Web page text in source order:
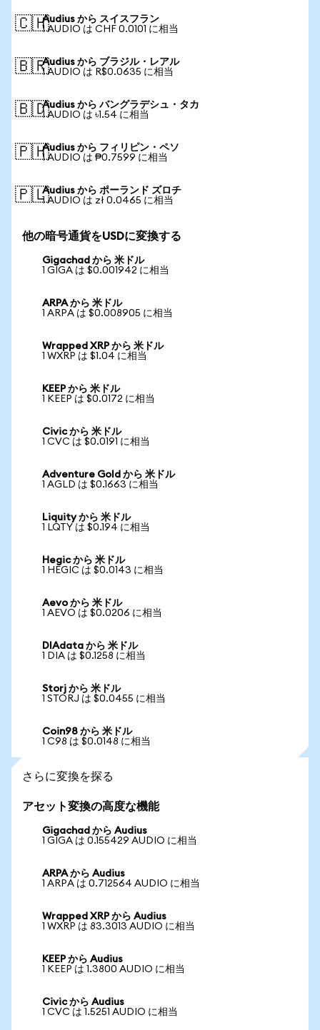
🇨🇭Audius から スイスフラン
1 AUDIO は CHF 0.0101 に相当
🇧🇷Audius から ブラジル・レアル
1 AUDIO は R$0.0635 に相当
🇧🇩Audius から バングラデシュ・タカ
1 AUDIO は ৳1.54 に相当
🇵🇭Audius から フィリピン・ペソ
1 AUDIO は ₱0.7599 に相当
🇵🇱Audius から ポーランド ズロチ
1 AUDIO は zł 0.0465 に相当
他の暗号通貨をUSDに変換する
Gigachad から 米ドル
1 GIGA は $0.001942 に相当
ARPA から 米ドル
1 ARPA は $0.008905 に相当
Wrapped XRP から 米ドル
1 WXRP は $1.04 に相当
KEEP から 米ドル
1 KEEP は $0.0172 に相当
Civic から 米ドル
1 CVC は $0.0191 に相当
Adventure Gold から 米ドル
1 AGLD は $0.1663 に相当
Liquity から 米ドル
1 LQTY は $0.194 に相当
Hegic から 米ドル
1 HEGIC は $0.0143 に相当
Aevo から 米ドル
1 AEVO は $0.0206 に相当
DIAdata から 米ドル
1 DIA は $0.1258 に相当
Storj から 米ドル
1 STORJ は $0.0455 に相当
Coin98 から 米ドル
1 C98 は $0.0148 に相当
さらに変換を探る
アセット変換の高度な機能
Gigachad から Audius
1 GIGA は 0.155429 AUDIO に相当
ARPA から Audius
1 ARPA は 0.712564 AUDIO に相当
Wrapped XRP から Audius
1 WXRP は 83.3013 AUDIO に相当
KEEP から Audius
1 KEEP は 1.3800 AUDIO に相当
Civic から Audius
1 CVC は 1.5251 AUDIO に相当